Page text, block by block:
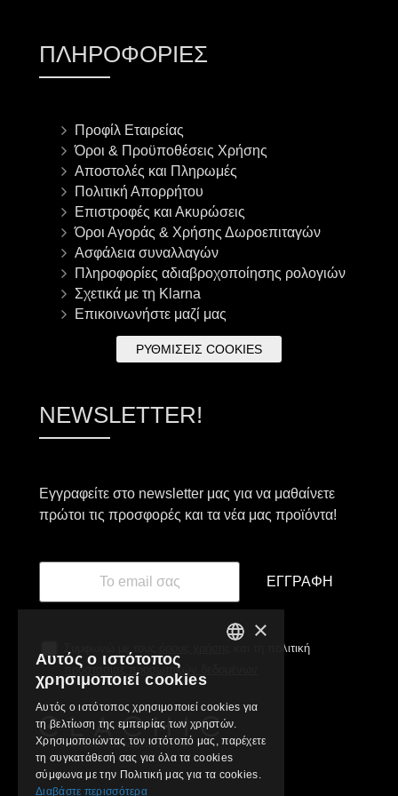
ΠΛΗΡΟΦΟΡΊΕΣ
Προφίλ Εταιρείας
Όροι & Προϋποθέσεις Χρήσης
Αποστολές και Πληρωμές
Πολιτική Απορρήτου
Επιστροφές και Ακυρώσεις
Όροι Αγοράς & Χρήσης Δωροεπιταγών
Ασφάλεια συναλλαγών
Πληροφορίες αδιαβροχοποίησης ρολογιών
Σχετικά με τη Klarna
Επικοινωνήστε μαζί μας
ΡΥΘΜΊΣΕΙΣ COOKIES
NEWSLETTER!
Εγγραφείτε στο newsletter μας για να μαθαίνετε
πρώτοι τις προσφορές και τα νέα μας προϊόντα!
ΕΓΓΡΑΦΉ
και τη πολιτική
προστασίας προσωπικών δεδομένων
×
Αυτός ο ιστότοπος
χρησιμοποιεί cookies
Αυτός ο ιστότοπος χρησιμοποιεί cookies για
τη βελτίωση της εμπειρίας των χρηστών.
Χρησιμοποιώντας τον ιστότοπό μας, παρέχετε
τη συγκατάθεσή σας για όλα τα cookies
σύμφωνα με την Πολιτική μας για τα cookies.
Διαβάστε περισσότερα